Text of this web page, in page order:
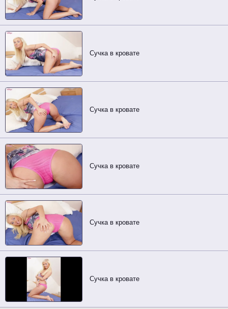
Сучка в кровате
Сучка в кровате
Сучка в кровате
Сучка в кровате
Сучка в кровате